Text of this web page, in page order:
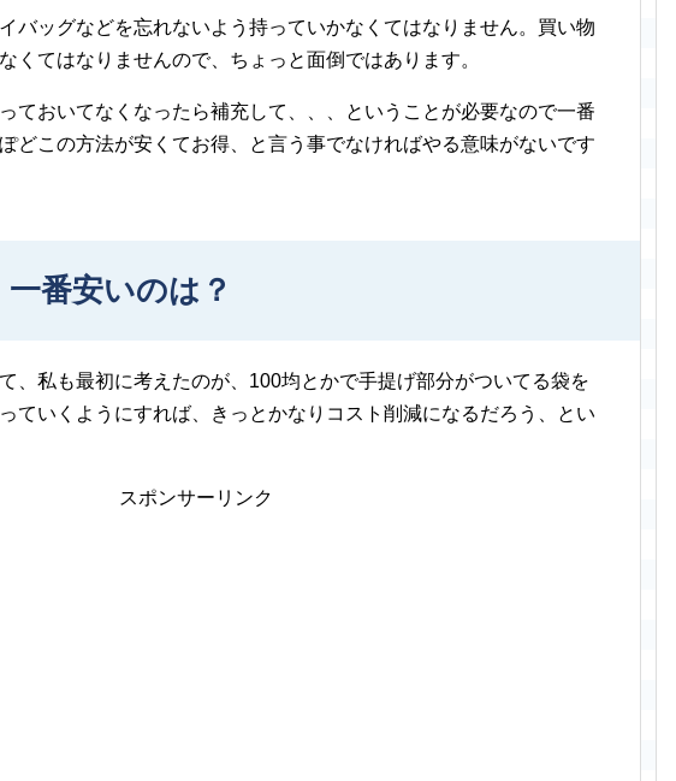
バッグなどを忘れないよう持っていかなくてはなりません。買い物
くてはなりませんので、ちょっと面倒ではあります。
ておいてなくなったら補充して、、、ということが必要なので一番
どこの方法が安くてお得、と言う事でなければやる意味がないです
番安いのは？
、私も最初に考えたのが、100均とかで手提げ部分がついてる袋を
ていくようにすれば、きっとかなりコスト削減になるだろう、とい
スポンサーリンク